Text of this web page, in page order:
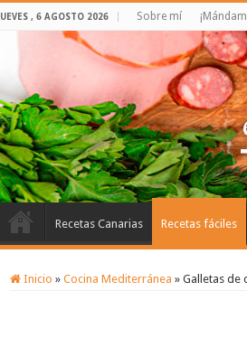
JUEVES , 6 AGOSTO 2026 Sobre mí
Recetas Canarias Recetas fáciles
Inicio » Cocina Mediterránea » Galletas de